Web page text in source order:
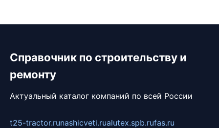
Справочник по строительству и
ремонту
Актуальный каталог компаний по всей России
t25-tractor.runashicveti.rualutex.spb.rufas.ru